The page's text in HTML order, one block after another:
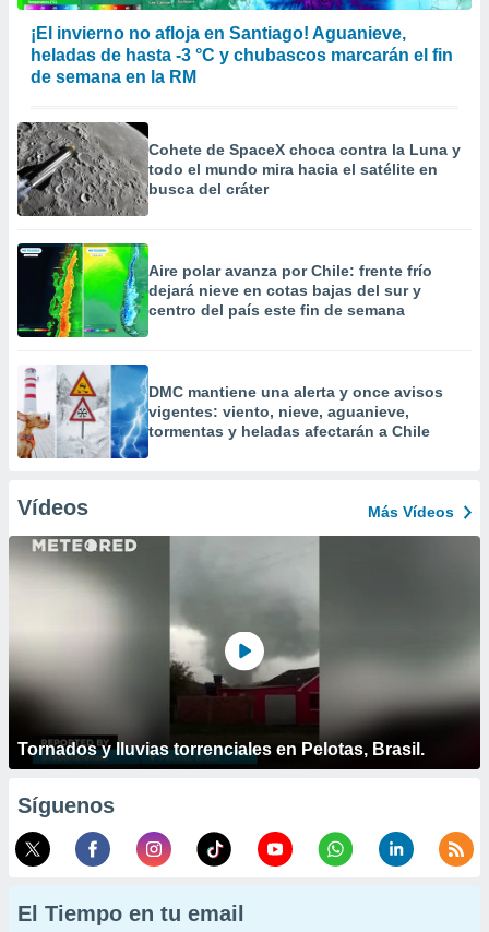
¡El invierno no afloja en Santiago! Aguanieve,
heladas de hasta -3 °C y chubascos marcarán el fin
de semana en la RM
Cohete de SpaceX choca contra la Luna y
todo el mundo mira hacia el satélite en
busca del cráter
Aire polar avanza por Chile: frente frío
dejará nieve en cotas bajas del sur y
centro del país este fin de semana
DMC mantiene una alerta y once avisos
vigentes: viento, nieve, aguanieve,
tormentas y heladas afectarán a Chile
Vídeos Más Vídeos
Tornados y lluvias torrenciales en Pelotas, Brasil.
Síguenos
El Tiempo en tu email